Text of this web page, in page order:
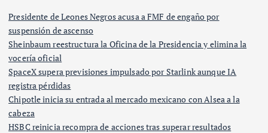
Presidente de Leones Negros acusa a FMF de engaño por
suspensión de ascenso
Sheinbaum reestructura la Oficina de la Presidencia y elimina la
vocería oficial
SpaceX supera previsiones impulsado por Starlink aunque IA
registra pérdidas
Chipotle inicia su entrada al mercado mexicano con Alsea a la
cabeza
HSBC reinicia recompra de acciones tras superar resultados